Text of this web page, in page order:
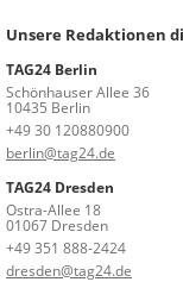
Unsere Redaktionen
TAG24 Berlin
Schönhauser Allee 36
10435 Berlin
+49 30 120880900
berlin@tag24.de
TAG24 Dresden
Ostra-Allee 18
01067 Dresden
+49 351 888-2424
dresden@tag24.de